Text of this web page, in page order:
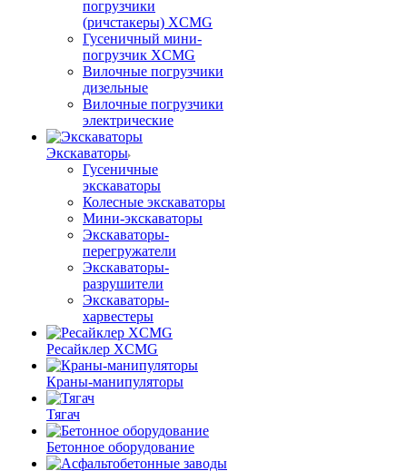
погрузчики
(ричстакеры) XCMG
Гусеничный мини-
погрузчик XCMG
Вилочные погрузчики
дизельные
Вилочные погрузчики
электрические
Экскаваторы
Гусеничные
экскаваторы
Колесные экскаваторы
Мини-экскаваторы
Экскаваторы-
перегружатели
Экскаваторы-
разрушители
Экскаваторы-
харвестеры
Ресайклер XCMG
Краны-манипуляторы
Тягач
Бетонное оборудование